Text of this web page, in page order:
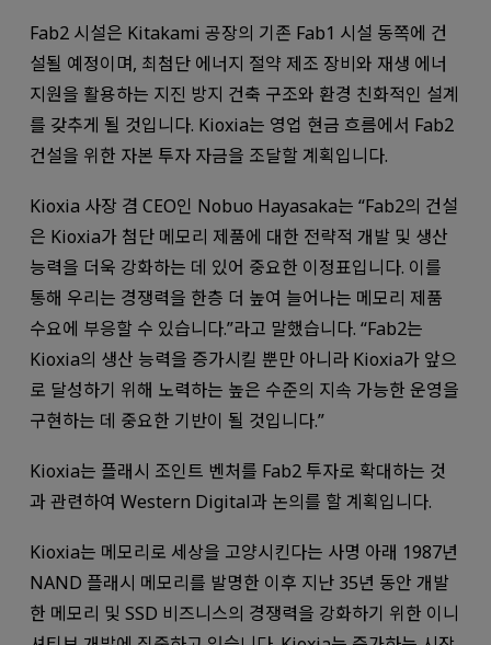
Fab2 시설은 Kitakami 공장의 기존 Fab1 시설 동쪽에 건
설될 예정이며, 최첨단 에너지 절약 제조 장비와 재생 에너
지원을 활용하는 지진 방지 건축 구조와 환경 친화적인 설계
를 갖추게 될 것입니다. Kioxia는 영업 현금 흐름에서 Fab2
건설을 위한 자본 투자 자금을 조달할 계획입니다.
Kioxia 사장 겸 CEO인 Nobuo Hayasaka는 “Fab2의 건설
은 Kioxia가 첨단 메모리 제품에 대한 전략적 개발 및 생산
능력을 더욱 강화하는 데 있어 중요한 이정표입니다. 이를
통해 우리는 경쟁력을 한층 더 높여 늘어나는 메모리 제품
수요에 부응할 수 있습니다.”라고 말했습니다. “Fab2는
Kioxia의 생산 능력을 증가시킬 뿐만 아니라 Kioxia가 앞으
로 달성하기 위해 노력하는 높은 수준의 지속 가능한 운영을
구현하는 데 중요한 기반이 될 것입니다.”
Kioxia는 플래시 조인트 벤처를 Fab2 투자로 확대하는 것
과 관련하여 Western Digital과 논의를 할 계획입니다.
Kioxia는 메모리로 세상을 고양시킨다는 사명 아래 1987년
NAND 플래시 메모리를 발명한 이후 지난 35년 동안 개발
한 메모리 및 SSD 비즈니스의 경쟁력을 강화하기 위한 이니